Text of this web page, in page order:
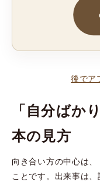
後でア
「自分ばか
本の見方
向き合い方の中心は
ことです。出来事は